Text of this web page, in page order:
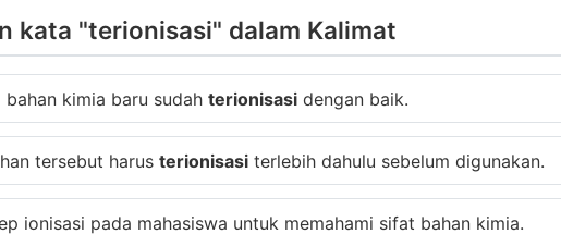
kata "terionisasi" dalam Kalimat
kimia baru sudah terionisasi dengan baik.
tersebut harus terionisasi terlebih dahulu sebelum digunakan.
ionisasi pada mahasiswa untuk memahami sifat bahan kimia.